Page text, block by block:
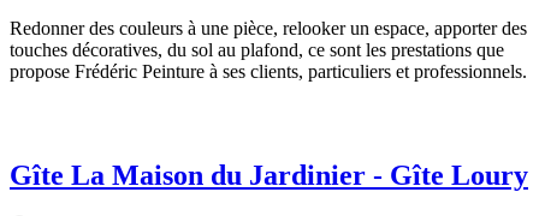
Redonner des couleurs à une pièce, relooker un espace, apporter des
touches décoratives, du sol au plafond, ce sont les prestations que
propose Frédéric Peinture à ses clients, particuliers et professionnels.
Gîte La Maison du Jardinier - Gîte Loury